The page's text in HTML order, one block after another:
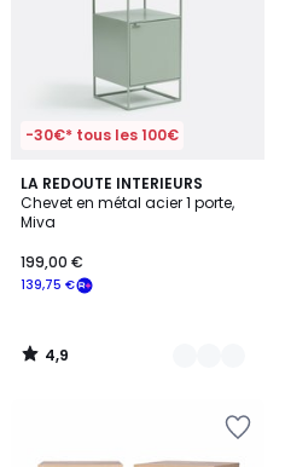
-30€* tous les 100€
LA REDOUTE INTERIEURS
Chevet en métal acier 1 porte,
Miva
139,75 €
199,00 €
4,9
/ 5
2
Couleurs
4,9
/